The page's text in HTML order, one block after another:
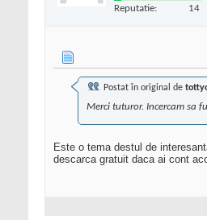
Reputatie: 14
Postat în original de
Merci tuturor. Incercam sa
Este o tema destul de
descarca gratuit daca ai cont